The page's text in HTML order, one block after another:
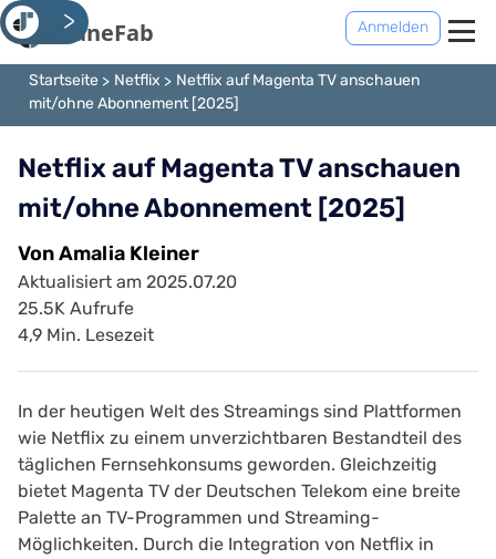
Anmelden
Startseite Netflix
Netflix auf Magenta TV anschauen
mit/ohne Abonnement [2025]
Netflix auf Magenta TV anschauen
mit/ohne Abonnement [2025]
Von Amalia Kleiner
Aktualisiert am 2025.07.20
25.5K Aufrufe
4,9 Min. Lesezeit
In der heutigen Welt des Streamings sind Plattformen
wie Netflix zu einem unverzichtbaren Bestandteil des
täglichen Fernsehkonsums geworden. Gleichzeitig
bietet Magenta TV der Deutschen Telekom eine breite
Palette an TV-Programmen und Streaming-
Möglichkeiten. Durch die Integration von Netflix in
<